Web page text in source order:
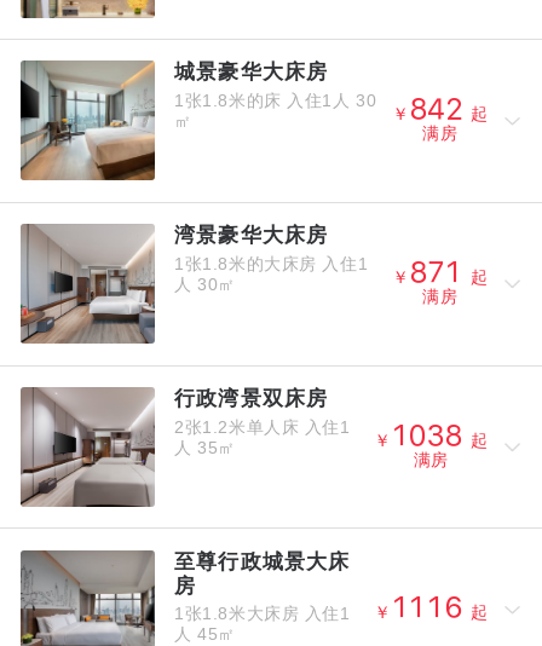
城景豪华大床房
1张1.8米的床 入住1人
30
㎡
￥ 
起
满房
湾景豪华大床房
1张1.8米的大床房 入住1
人
30㎡ ￥   
起
满房
行政湾景双床房
2张1.2米单人床 入住1
人
35㎡ ￥  
起
满房
至尊行政城景大床
房
1张1.8米大床房 入住1
人 45㎡
￥     起